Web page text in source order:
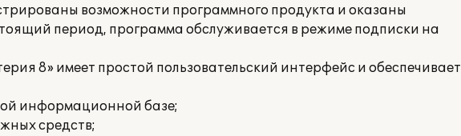
возможности программного продукта и оказаны
период, программа обслуживается в режиме подписки на
8» имеет простой пользовательский интерфейс и обеспечивает
информационной базе;
средств;